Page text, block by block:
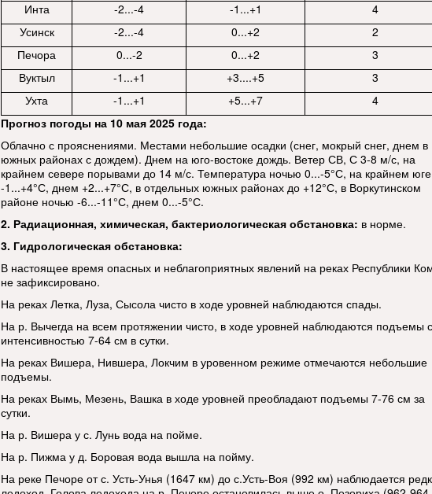
Инта
-2...-4 -1...+1
4
Усинск
-2...-4 0...+2
2
Печора
0...-2 0...+2
3
Вуктыл
-1...+1 +3....+5
3
Ухта
-1...+1 +5...+7
4
Прогноз погоды на 10 мая 2025 года:
Облачно с прояснениями. Местами небольшие осадки (снег, мокрый снег, днем в
южных районах с дождем). Днем на юго-востоке дождь. Ветер СВ, С 3-8 м/с, на
крайнем севере порывами до 14 м/с. Температура ночью 0...-5°С, на крайнем юге
-1...+4°С, днем +2...+7°С, в отдельных южных районах до +12°С, в Воркутинском
районе ночью -6...-11°С, днем 0...-5°С.
2. Радиационная, химическая, бактериологическая обстановка: в норме.
3. Гидрологическая обстановка:
В настоящее время опасных и неблагоприятных явлений на реках Республики
не зафиксировано.
На реках Летка, Луза, Сысола чисто в ходе уровней наблюдаются спады.
На р. Вычегда на всем протяжении чисто, в ходе уровней наблюдаются подъемы с
интенсивностью 7-64 см в сутки.
На реках Вишера, Нившера, Локчим в уровенном режиме отмечаются небольшие
подъемы.
На реках Вымь, Мезень, Вашка в ходе уровней преобладают подъемы 7-76 см за
сутки.
На р. Вишера у с. Лунь вода на пойме.
На р. Пижма у д. Боровая вода вышла на пойму.
На реке Печоре от с. Усть-Унья (1647 км) до с.Усть-Воя (992 км) наблюдается